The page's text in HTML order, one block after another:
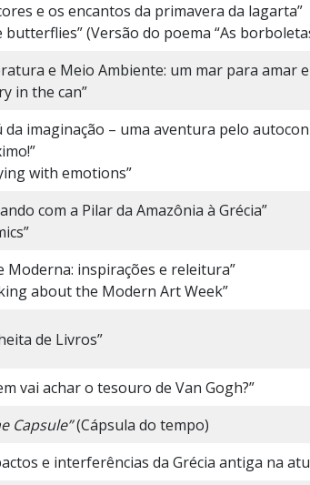
e os encantos da primavera da lagarta”
butterflies” (Versão do poema “As
e Meio Ambiente: um mar para amar
in the can”
da imaginação – uma aventura pelo
with emotions”
com a Pilar da Amazônia à Grécia”
Moderna: inspirações e releitura”
about the Modern Art Week”
de Livros”
vai achar o tesouro de Van Gogh?”
Capsule”(Cápsula do tempo)
e interferências da Grécia antiga na